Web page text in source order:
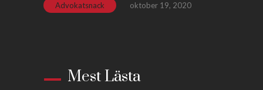
Advokatsnack oktober 19, 2020
Mest Lästa